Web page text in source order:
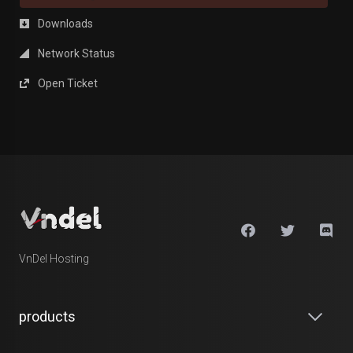
Downloads
Network Status
Open Ticket
VnDel Hosting
products